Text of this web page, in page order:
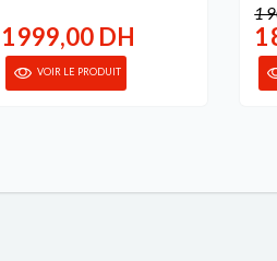
1 999,00 DH
VOIR LE PRODUIT
1
1